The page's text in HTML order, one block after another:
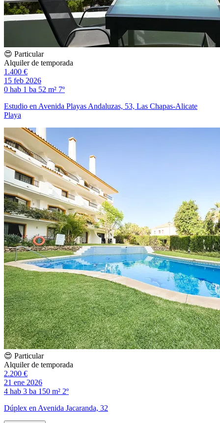
😍 Particular
Alquiler de temporada
1.400 €
15 feb 2026
0 hab 1 ba 52 m² 7º
Estudio en Avenida Playas Andaluzas, 53, Las Chapas-Alicate
Playa
😍 Particular
Alquiler de temporada
2.200 €
21 ene 2026
4 hab 3 ba 150 m² 2º
Dúplex en Avenida Jacaranda, 32